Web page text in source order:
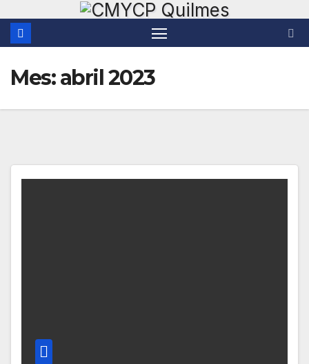
contenido
Mes:abril 2023